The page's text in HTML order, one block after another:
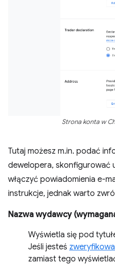
Strona konta w
Tutaj możesz m.in. podać
dewelopera, skonfigurować
włączyć powiadomienia e-
instrukcje, jednak warto
Nazwa wydawcy
Wyświetla się pod
Jeśli jesteś
zamiast tego